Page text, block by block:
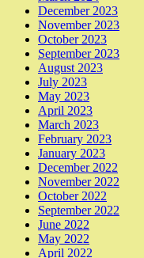
December 2023
November 2023
October 2023
September 2023
August 2023
July 2023
May 2023
April 2023
March 2023
February 2023
January 2023
December 2022
November 2022
October 2022
September 2022
June 2022
May 2022
April 2022